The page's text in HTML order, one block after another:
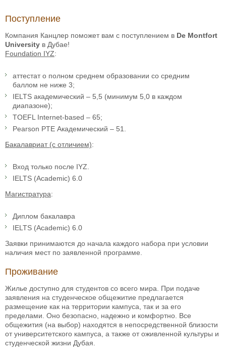
Поступление
Компания Канцлер поможет вам с поступлением в De Montfort
University в Дубае!
Foundation IYZ:
аттестат о полном среднем образовании со средним
баллом не ниже 3;
IELTS академический – 5,5 (минимум 5,0 в каждом
диапазоне);
TOEFL Internet-based – 65;
Pearson PTE Академический – 51.
Бакалавриат (с отличием):
Вход только после IYZ.
IELTS (Academic) 6.0
Магистратура:
Диплом бакалавра
IELTS (Academic) 6.0
Заявки принимаются до начала каждого набора при условии
наличия мест по заявленной программе.
Проживание
Жилье доступно для студентов со всего мира. При подаче
заявления на студенческое общежитие предлагается
размещение как на территории кампуса, так и за его
пределами. Оно безопасно, надежно и комфортно. Все
общежития (на выбор) находятся в непосредственной близости
от университетского кампуса, а также от оживленной культуры и
студенческой жизни Дубая.